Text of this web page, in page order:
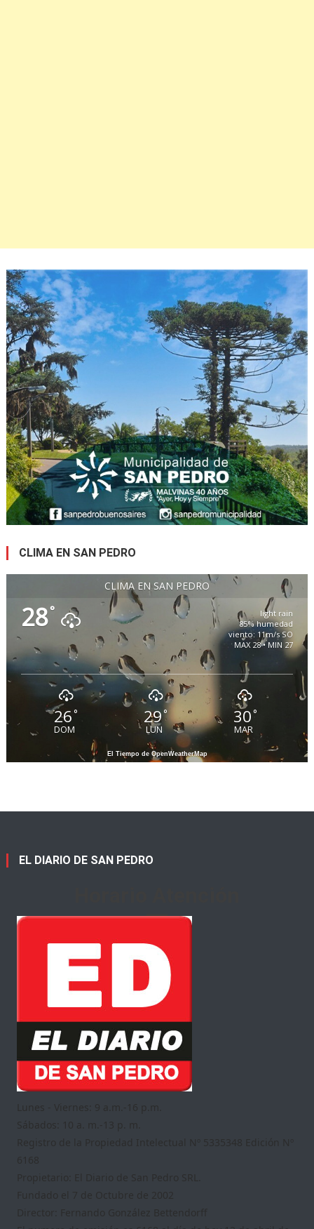
CLIMA EN SAN PEDRO
CLIMA EN SAN PEDRO
28°
light rain
85% humedad
viento: 11m/s SO
MAX 28 • MIN 27
26°
DOM
29 °
LUN
30°
MAR
El Tiempo de OpenWeatherMap
EL DIARIO DE SAN PEDRO
Lunes - Viernes: 9 a.m.-16 p.m.
Sábados: 10 a. m.-13 p. m.
Registro de la Propiedad Intelectual Nº 5335348 Edición Nº
6168
Propietario: El Diario de San Pedro SRL.
Fundado el 7 de Octubre de 2002
Director: Fernando González Bettendorff